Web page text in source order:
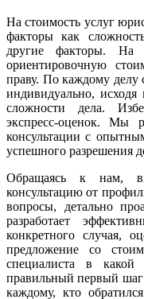
На стоимость услуг
факторы как
другие факторы. На
ориентировочную
праву. По каждому делу
индивидуально, исходя
сложности дела.
экспресс-оценок. Мы
консультации с
успешного разрешения
Обращаясь к нам,
консультацию от
вопросы, детально
разработает
конкретного случая,
предложение со
специалиста в
правильный первый
каждому, кто